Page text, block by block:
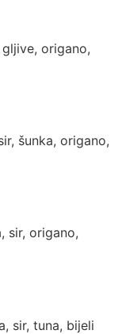
origano,
šunka, origano,
sir, origano,
sir, tuna, bijeli